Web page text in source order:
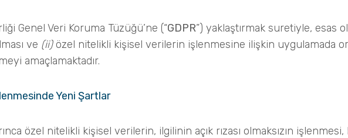
Genel Veri Koruma Tüzüğü’ne (“GDPR”) yaklaştırmak suretiyle, esas
ve (ii)özel nitelikli kişisel verilerin işlenmesine ilişkin uygulamada
amaçlamaktadır.
Yeni Şartlar
özel nitelikli kişisel verilerin, ilgilinin açık rızası olmaksızın işlenmesi,